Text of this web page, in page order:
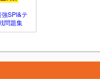
SPI&テ
問題集